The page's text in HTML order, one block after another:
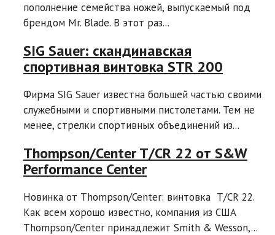
пополнение семейства ножей, выпускаемый под
брендом Mr. Blade. В этот раз...
SIG Sauer: скандинавская
спортивная винтовка STR 200
Фирма SIG Sauer известна большей частью своими
служебными и спортивными пистолетами. Тем не
менее, стрелки спортивных объединений из...
Thompson/Center T/CR 22 от S&W
Performance Center
Новинка от Thompson/Center: винтовка T/CR 22.
Как всем хорошо известно, компания из США
Thompson/Center принадлежит Smith & Wesson,...